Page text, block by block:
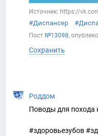
Источник: https://
#Диспансер
Пост №13098,
Сохранить
Роддом
Поводы для похода
#здоровьезубов